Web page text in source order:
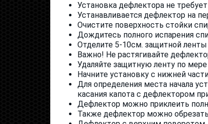
Установка дефлектора не
Устанавливается дефлектор на
Очистите поверхность стойки
Дождитесь полного испарения
Отделите 5-10см. защитной
Важно! Не растягивайте
Удаляйте защитную ленту по
Начните установку с нижней
Для определения места начала
касания капота с дефлектором
Дефлектор можно приклеить
Также дефлектор можно